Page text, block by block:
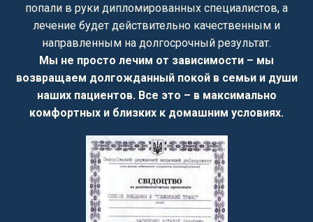
попали в руки дипломированных специалистов, а
лечение будет действительно качественным и
направленным на долгосрочный результат.
Мы не просто лечим от зависимости – мы
возвращаем долгожданный покой в семьи и души
наших пациентов. Все это – в максимально
комфортных и близких к домашним условиях.